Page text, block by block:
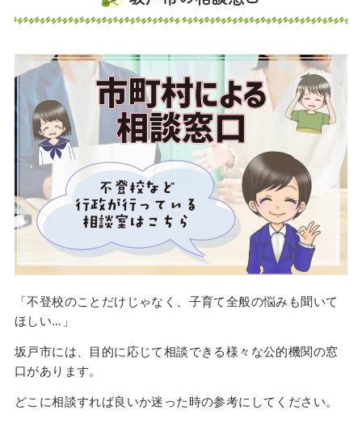
「不登校のことだけじゃなく、子育て全般の悩みも聞いて
ほしい…」
坂戸市には、目的に応じて相談できる様々な公的機関の窓
口があります。
どこに相談すれば良いか迷った時の参考にしてください。